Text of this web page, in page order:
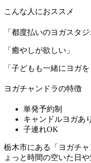
こんな人におススメ
「都度払いのヨガスタ
「癒やしが欲しい」
「子どもも一緒にヨガを
ヨガチャンドラの特徴
単発予約制
キャンドルヨガあり
子連れOK
栃木市にある「ヨガチ
ょっと時間の空いた日